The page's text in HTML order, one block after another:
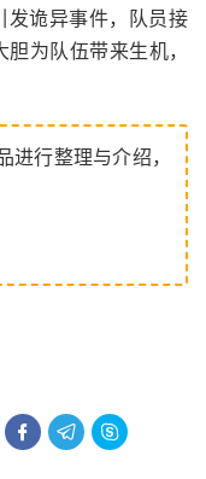
发诡异事件，队员接
为队伍带来生机，
进行整理与介绍，
  